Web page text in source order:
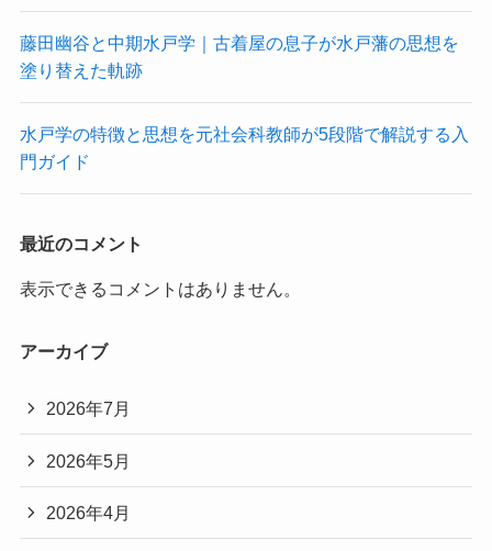
藤田幽谷と中期水戸学｜古着屋の息子が水戸藩の思想を
塗り替えた軌跡
水戸学の特徴と思想を元社会科教師が5段階で解説する入
門ガイド
最近のコメント
表示できるコメントはありません。
アーカイブ
2026年7月
2026年5月
2026年4月